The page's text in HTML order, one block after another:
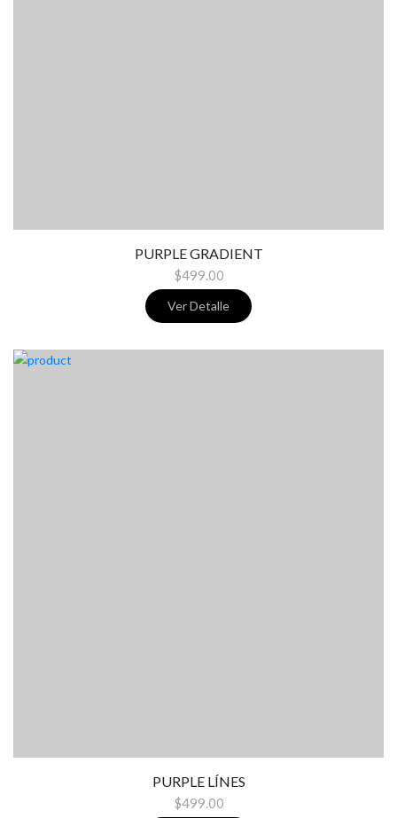
PURPLE GRADIENT
$499.00
Ver Detalle
PURPLE LÍNES
$499.00